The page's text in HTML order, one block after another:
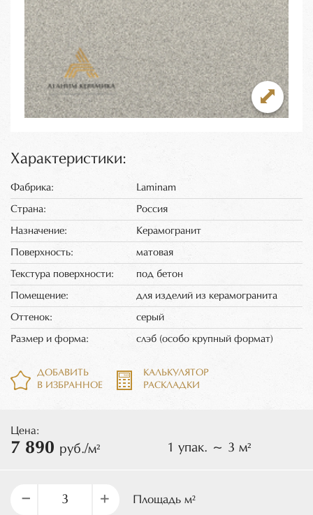
Характеристики:
Фабрика: Laminam
Страна: Россия
Назначение: Керамогранит
Поверхность: матовая
Текстура поверхности: под бетон
Помещение: для изделий из керамогранита
Оттенок: серый
Размер и форма: слэб (особо крупный формат)
ДОБАВИТЬ
В ИЗБРАННОЕ
КАЛЬКУЛЯТОР
РАСКЛАДКИ
Цена:
7 890 руб./м² 1 упак. ~ 3 м²
– + Площадь м²